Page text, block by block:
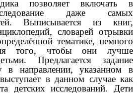
позволяет включать в
даже самых
Выписывается из книг,
словарей отрывки
тематике, немного
того, чтобы они лучше
Предлагается задание
в направлении, указанном в
в данном случае как
детских исследований. Дети